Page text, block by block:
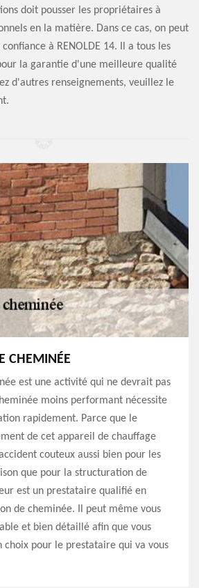
doit pousser les propriétaires à
en la matière. Dans ce cas, on peut
à RENOLDE 14. Il a tous les
la garantie d'une meilleure qualité
d'autres renseignements, veuillez le
CHEMINÉE
est une activité qui ne devrait pas
moins performant nécessite
rapidement. Parce que le
de cet appareil de chauffage
couteux aussi bien pour les
que pour la structuration de
est un prestataire qualifié en
de cheminée. Il peut même vous
et bien détaillé afin que vous
choix pour le prestataire qui va vous